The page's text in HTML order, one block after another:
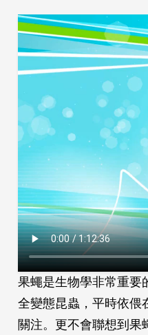
果蠅是生物學非常重要
全變態昆蟲，平時依偎
關注。更不會聯想到果